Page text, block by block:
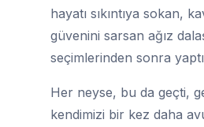
hayatı sıkıntıya sokan,
güvenini sarsan ağız
seçimlerinden sonra
Her neyse, bu da geçti,
kendimizi bir kez daha